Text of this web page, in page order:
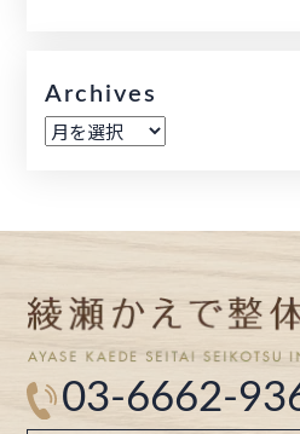
Archives
ア
03-6662-